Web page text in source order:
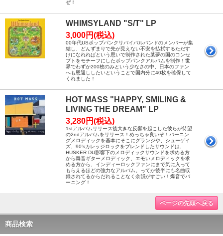
ぜ！
WHIMSYLAND "S/T" LP
3,000円(税込)
00年代USポップパンクリバイバルバンドのメンバーが集
結し、どんずまりで先が見えない不安を払拭するただす
けになれればという思いで制作された某夢の国のコンセ
プトをモチーフにしたポップパンクアルバムを制作！世
界でわずか200枚のみという少なさの中、日本のファン
へも恩返ししたいということで国内分に40枚を確保して
くれました！
HOT MASS "HAPPY, SMILING &
LIVING THE DREAM" LP
3,280円(税込)
1stアルバムリリース後大きな反響を起こした彼らが待望
の2ndアルバムをリリース！めっちゃ良いぞ！バーニン
グメロディックを基本にそこにグランジや、シューゲイ
ズ、90'sカレッジロックをブレンドしたサウンドは、
HUSKER DU影響下のメロディックサウンドを求める方
から轟音ギターメロディック、エモいメロディックを求
める方から、インディーロックファンにまで気に入って
もらえるほどの強力なアルバム。ってか後半にも名曲収
録されてるからだれることなく余韻がすごい！爆音でバ
ーニング！
ページの先頭へ戻る
商品検索